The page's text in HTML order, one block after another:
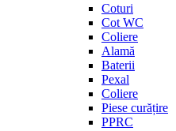
Coturi
Cot WC
Coliere
Alamă
Baterii
Pexal
Coliere
Piese curățire
PPRC